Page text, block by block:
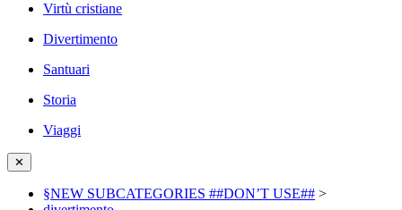
Virtù cristiane
Divertimento
Santuari
Storia
Viaggi
✕
§NEW SUBCATEGORIES ##DON’T USE## >